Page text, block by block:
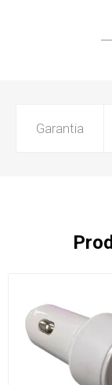
Garantia